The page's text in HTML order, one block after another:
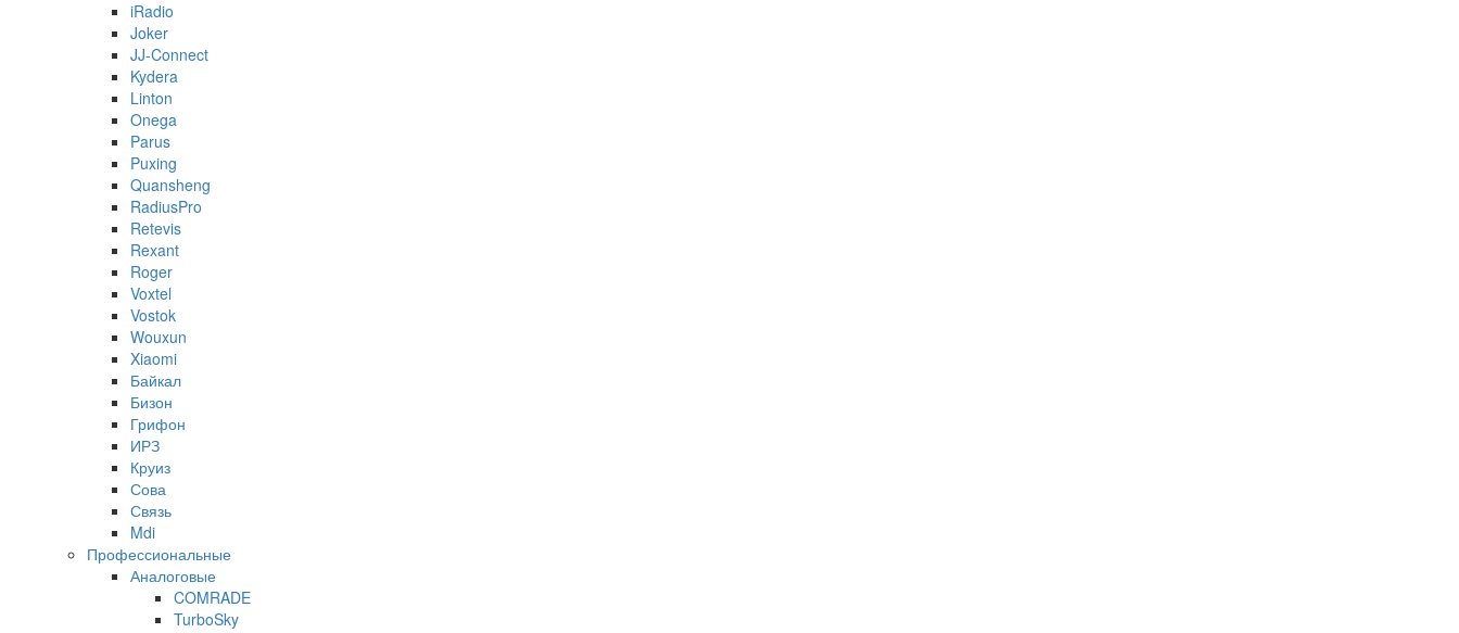
iRadio
Joker
JJ-Connect
Kydera
Linton
Onega
Parus
Puxing
Quansheng
RadiusPro
Retevis
Rexant
Roger
Voxtel
Vostok
Wouxun
Xiaomi
Байкал
Бизон
Грифон
ИРЗ
Круиз
Сова
Связь
Mdi
Профессиональные
Аналоговые
COMRADE
TurboSky